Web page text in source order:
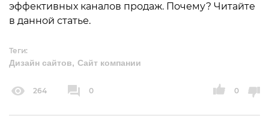
эффективных каналов продаж. Почему? Читайте
в данной статье.
Теги:
Дизайн сайтов Сайт компании
264 0 0